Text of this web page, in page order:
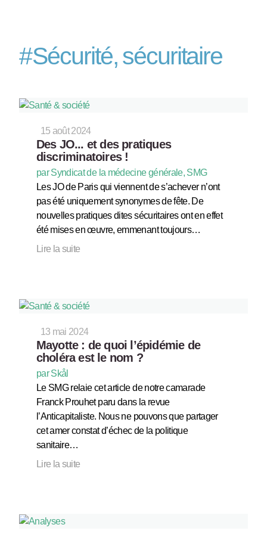
#Sécurité, sécuritaire
15 août 2024
Des JO... et des pratiques
discriminatoires !
par Syndicat de la médecine générale, SMG
Les JO de Paris qui viennent de s’achever n’ont
pas été uniquement synonymes de fête. De
nouvelles pratiques dites sécuritaires ont en effet
été mises en œuvre, emmenant toujours…
Lire la suite
13 mai 2024
Mayotte : de quoi l’épidémie de
choléra est le nom ?
par Skål
Le SMG relaie cet article de notre camarade
Franck Prouhet paru dans la revue
l’Anticapitaliste. Nous ne pouvons que partager
cet amer constat d’échec de la politique
sanitaire…
Lire la suite